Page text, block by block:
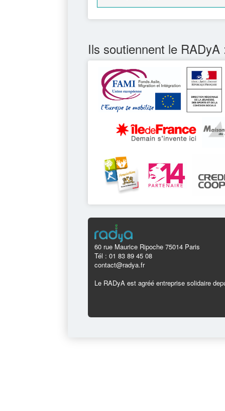
Ils soutiennent le RADyA
60 rue Maurice Ripoche 75014 Paris
Tél : 01 83 89 45 08
contact@radya.fr
Le RADyA est agréé entreprise solidaire